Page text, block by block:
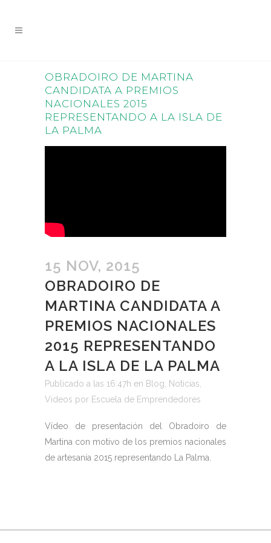
OBRADOIRO DE MARTINA
CANDIDATA A PREMIOS
NACIONALES 2015
REPRESENTANDO A LA ISLA DE
LA PALMA
15 NOV, 2015
OBRADOIRO DE
MARTINA CANDIDATA A
PREMIOS NACIONALES
2015 REPRESENTANDO
A LA ISLA DE LA PALMA
Publicado a las 16:47h en Blog Noticias
Videos por Escuela de Emprendedores
Vídeo de presentación del Obradoiro de
Martina con motivo de los premios nacionales
de artesanía 2015 representando La Palma.